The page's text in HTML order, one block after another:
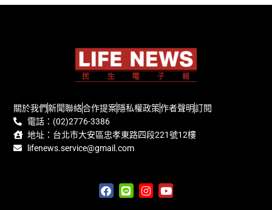
關於我們新聞聯絡合作提案隱私權政策作者聲明訂閱
電話：(02)2776-3386
地址：台北市大安區忠孝東路四段221號12樓
lifenews.service@gmail.com